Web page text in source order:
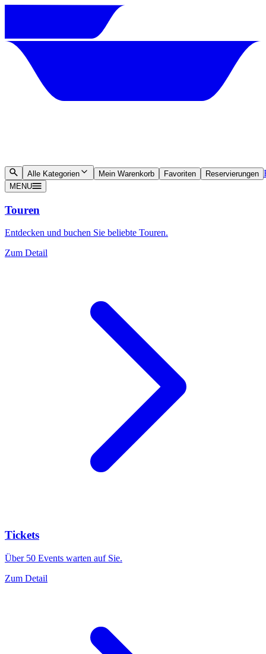
Alle Kategorien Mein Warenkorb Favoriten Reservierungen
MENU
Touren
Entdecken und buchen Sie beliebte Touren.
Zum Detail
Tickets
Über 50 Events warten auf Sie.
Zum Detail